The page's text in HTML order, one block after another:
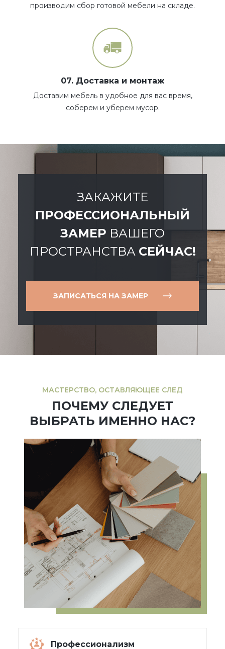
производим сбор готовой мебели на складе.
07. Доставка и монтаж
Доставим мебель в удобное для вас время,
соберем и уберем мусор.
ЗАКАЖИТЕ
ПРОФЕССИОНАЛЬНЫЙ
ЗАМЕР ВАШЕГО
ПРОСТРАНСТВА СЕЙЧАС!
ЗАПИСАТЬСЯ НА ЗАМЕР
МАСТЕРСТВО, ОСТАВЛЯЮЩЕЕ СЛЕД
ПОЧЕМУ СЛЕДУЕТ
ВЫБРАТЬ ИМЕННО НАС?
Профессионализм